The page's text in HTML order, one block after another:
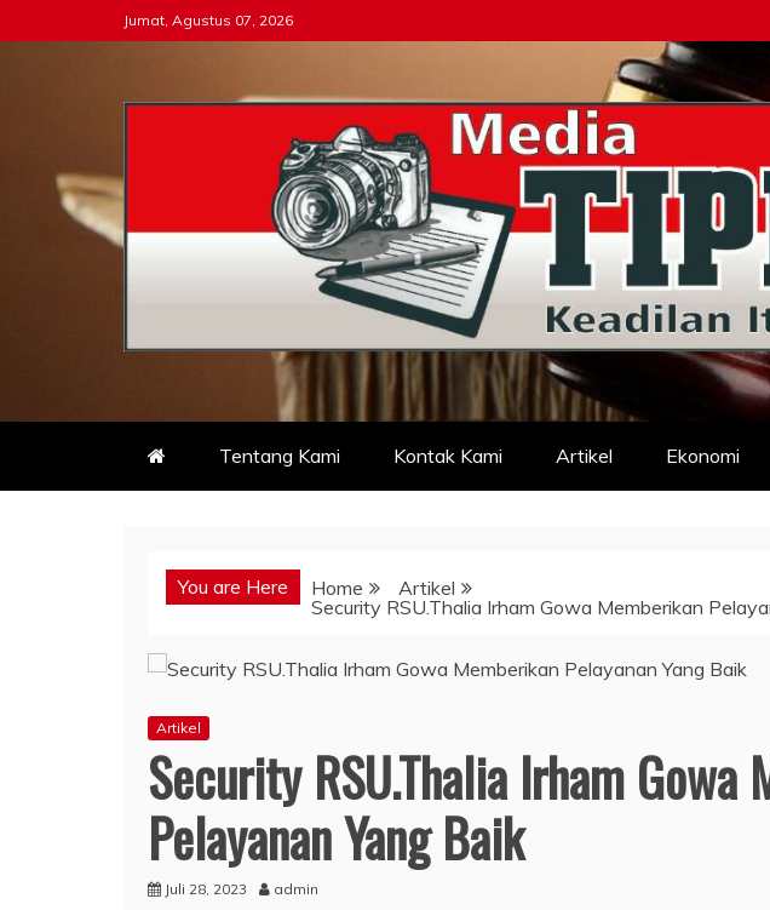
to
Jumat, Agustus 07, 2026
Tipikor-ri-online.my.id
Keadilan Itu Wajib Bersih
Tentang Kami Kontak Kami Artikel Ekonomi
You are Here Home
Artikel
Security RSU.Thalia Irham Gowa Memberikan
Artikel
Security RSU.Thalia Irham Gowa
Pelayanan Yang Baik
Juli 28, 2023 admin